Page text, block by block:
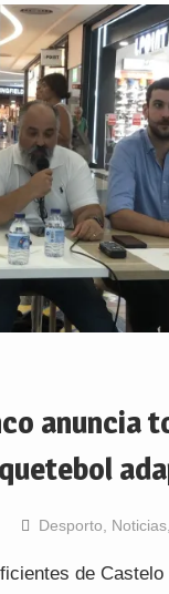
anuncia
Desporto, Noticias,
de